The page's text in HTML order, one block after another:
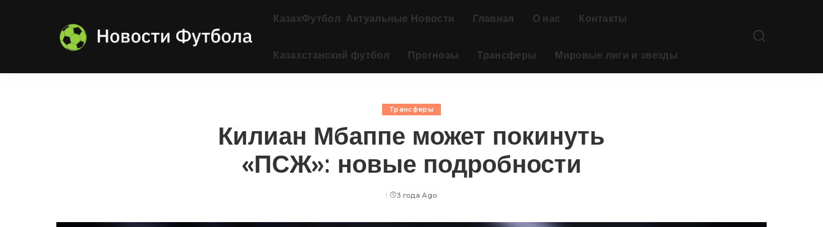
КазахФутбол: Актуальные Новости Главная О нас Контакты
Казахстанский футбол Прогнозы Трансферы Мировые лиги и звезды
Трансферы
Килиан Мбаппе может покинуть
«ПСЖ»: новые подробности
Posted
3 года Ago